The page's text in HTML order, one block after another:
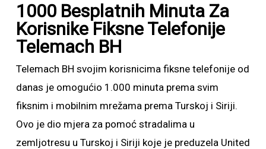
1000 Besplatnih Minuta Za
Korisnike Fiksne Telefonije
Telemach BH
Telemach BH svojim korisnicima fiksne telefonije od
danas je omogućio 1.000 minuta prema svim
fiksnim i mobilnim mrežama prema Turskoj i Siriji.
Ovo je dio mjera za pomoć stradalima u
zemljotresu u Turskoj i Siriji koje je preduzela United